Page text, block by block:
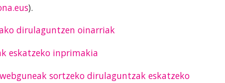
).
dirulaguntzen oinarriak
eskatzeko inprimakia
sortzeko dirulaguntzak eskatzeko